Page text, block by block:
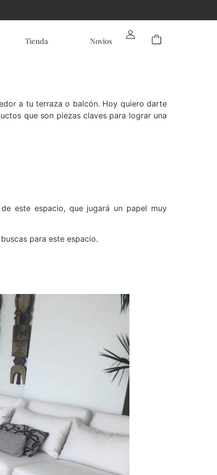
Tienda Novios
a tu terraza o balcón. Hoy quiero darte
que son piezas claves para lograr una
este espacio, que jugará un papel muy
para este espacio.